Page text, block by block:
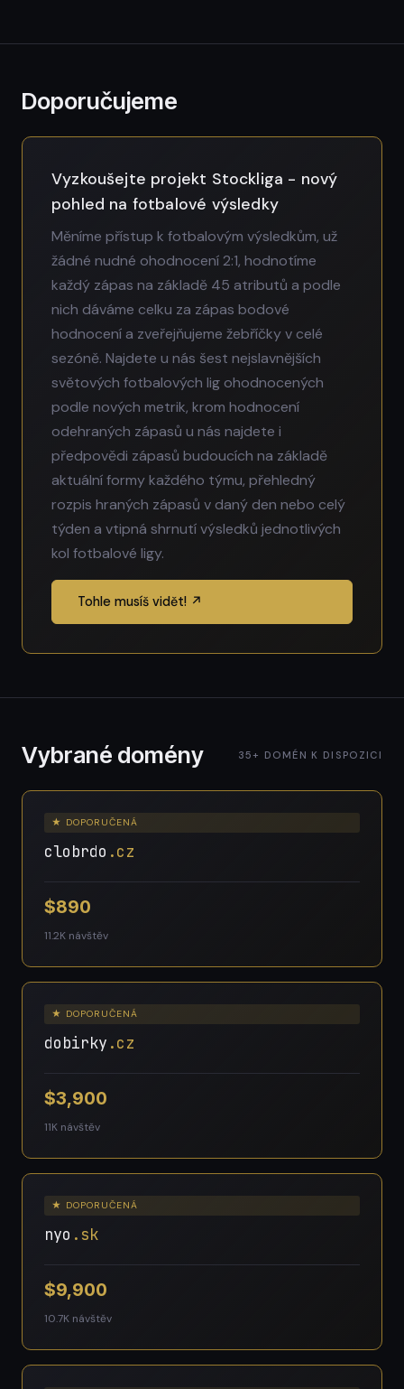
Doporučujeme
Vyzkoušejte projekt Stockliga - nový
pohled na fotbalové výsledky
Měníme přístup k fotbalovým výsledkům, už
žádné nudné ohodnocení 2:1, hodnotíme
každý zápas na základě 45 atributů a podle
nich dáváme celku za zápas bodové
hodnocení a zveřejňujeme žebříčky v celé
sezóně. Najdete u nás šest nejslavnějších
světových fotbalových lig ohodnocených
podle nových metrik, krom hodnocení
odehraných zápasů u nás najdete i
předpovědi zápasů budoucích na základě
aktuální formy každého týmu, přehledný
rozpis hraných zápasů v daný den nebo celý
týden a vtipná shrnutí výsledků jednotlivých
kol fotbalové ligy.
Tohle musíš vidět! ↗
Vybrané domény 35+ DOMÉN K DISPOZICI
★ DOPORUČENÁ
clobrdo .cz
$890
11.2K návštěv
★ DOPORUČENÁ
dobirky .cz
$3,900
11K návštěv
★ DOPORUČENÁ
nyo .sk
$9,900
10.7K návštěv